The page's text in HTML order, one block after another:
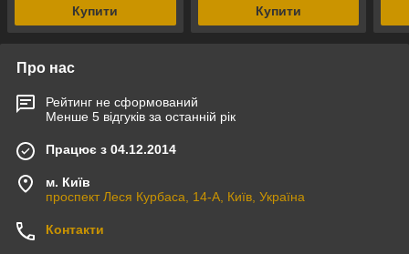
Купити Купити
Про нас
Рейтинг не сформований
Менше 5 відгуків за останній рік
Працює з 04.12.2014
м. Київ
проспект Леся Курбаса, 14-А, Київ, Україна
Контакти